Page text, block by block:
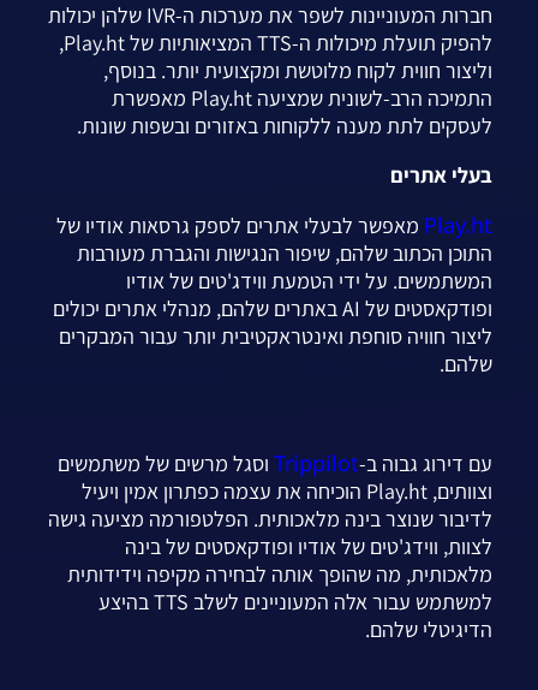
חברות המעוניינות לשפר את מערכות ה-IVR שלהן יכולות
להפיק תועלת מיכולות ה-TTS המציאותיות של Play.ht,
וליצור חווית לקוח מלוטשת ומקצועית יותר. בנוסף,
התמיכה הרב-לשונית שמציעה Play.ht מאפשרת
לעסקים לתת מענה ללקוחות באזורים ובשפות שונות.
בעלי אתרים
Play.ht מאפשר לבעלי אתרים לספק גרסאות אודיו של
התוכן הכתוב שלהם, שיפור הנגישות והגברת מעורבות
המשתמשים. על ידי הטמעת ווידג'טים של אודיו
ופודקאסטים של AI באתרים שלהם, מנהלי אתרים יכולים
ליצור חוויה סוחפת ואינטראקטיבית יותר עבור המבקרים
שלהם.
עם דירוג גבוה ב-Trippilot וסגל מרשים של משתמשים
וצוותים, Play.ht הוכיחה את עצמה כפתרון אמין ויעיל
לדיבור שנוצר בינה מלאכותית. הפלטפורמה מציעה גישה
לצוות, ווידג'טים של אודיו ופודקאסטים של בינה
מלאכותית, מה שהופך אותה לבחירה מקיפה וידידותית
למשתמש עבור אלה המעוניינים לשלב TTS בהיצע
הדיגיטלי שלהם.